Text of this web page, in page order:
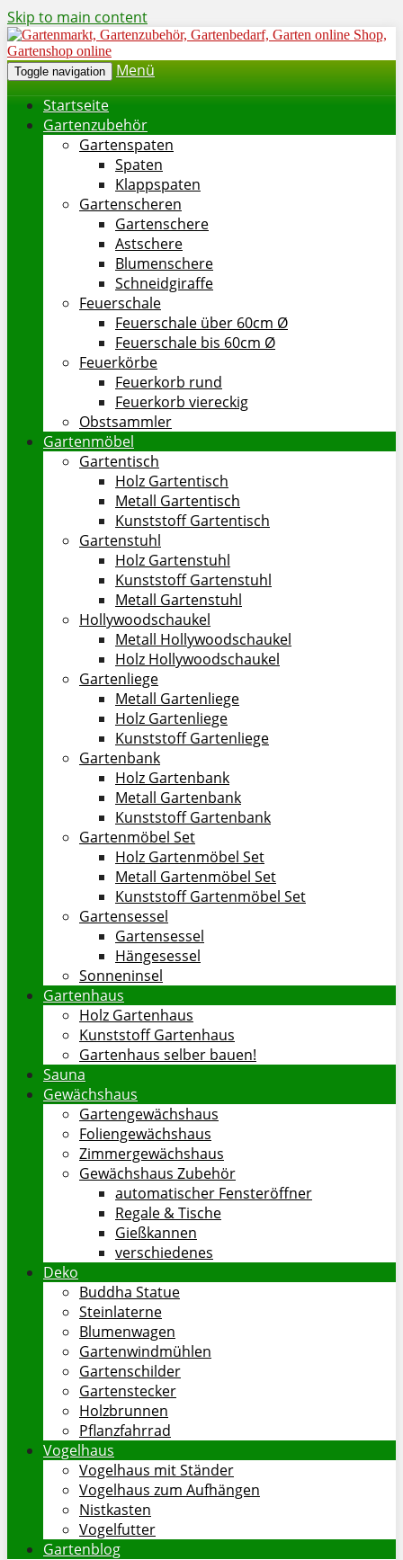
Skip to main content
Toggle navigation
Menü
Startseite
Gartenzubehör
Gartenspaten
Spaten
Klappspaten
Gartenscheren
Gartenschere
Astschere
Blumenschere
Schneidgiraffe
Feuerschale
Feuerschale über 60cm Ø
Feuerschale bis 60cm Ø
Feuerkörbe
Feuerkorb rund
Feuerkorb viereckig
Obstsammler
Gartenmöbel
Gartentisch
Holz Gartentisch
Metall Gartentisch
Kunststoff Gartentisch
Gartenstuhl
Holz Gartenstuhl
Kunststoff Gartenstuhl
Metall Gartenstuhl
Hollywoodschaukel
Metall Hollywoodschaukel
Holz Hollywoodschaukel
Gartenliege
Metall Gartenliege
Holz Gartenliege
Kunststoff Gartenliege
Gartenbank
Holz Gartenbank
Metall Gartenbank
Kunststoff Gartenbank
Gartenmöbel Set
Holz Gartenmöbel Set
Metall Gartenmöbel Set
Kunststoff Gartenmöbel Set
Gartensessel
Gartensessel
Hängesessel
Sonneninsel
Gartenhaus
Holz Gartenhaus
Kunststoff Gartenhaus
Gartenhaus selber bauen!
Sauna
Gewächshaus
Gartengewächshaus
Foliengewächshaus
Zimmergewächshaus
Gewächshaus Zubehör
automatischer Fensteröffner
Regale & Tische
Gießkannen
verschiedenes
Deko
Buddha Statue
Steinlaterne
Blumenwagen
Gartenwindmühlen
Gartenschilder
Gartenstecker
Holzbrunnen
Pflanzfahrrad
Vogelhaus
Vogelhaus mit Ständer
Vogelhaus zum Aufhängen
Nistkasten
Vogelfutter
Gartenblog